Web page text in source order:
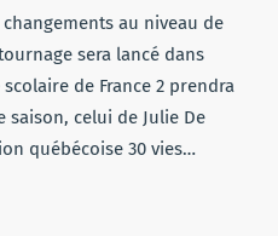
au niveau de
sera lancé dans
de France 2 prendra
saison, celui de Julie De
québécoise 30 vies…